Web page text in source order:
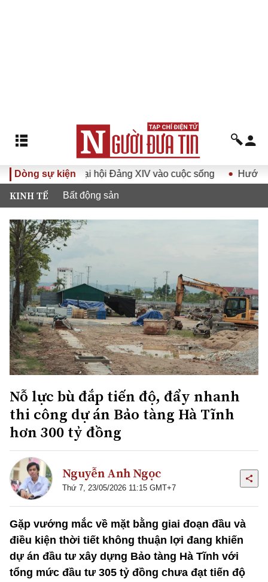
Dòng sự kiện
Đại hội Đảng XIV vào cuộc sống Hướng tới Đại hội
KINH TẾ Bất động sản
Nỗ lực bù đắp tiến độ, đẩy nhanh
thi công dự án Bảo tàng Hà Tĩnh
hơn 300 tỷ đồng
Nguyễn Anh Ngọc
Thứ 7, 23/05/2026 11:15 GMT+7
Gặp vướng mắc về mặt bằng giai đoạn đầu và
điều kiện thời tiết không thuận lợi đang khiến
dự án đầu tư xây dựng Bảo tàng Hà Tĩnh với
tổng mức đầu tư 305 tỷ đồng chưa đạt tiến độ